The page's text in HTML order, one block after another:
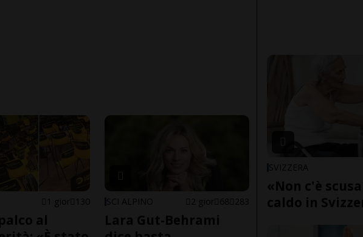
1 gior 130
al
SCI ALPINO 2 gior 68 283
Lara Gut-Behrami
SVIZZERA
«Non c'è
caldo in